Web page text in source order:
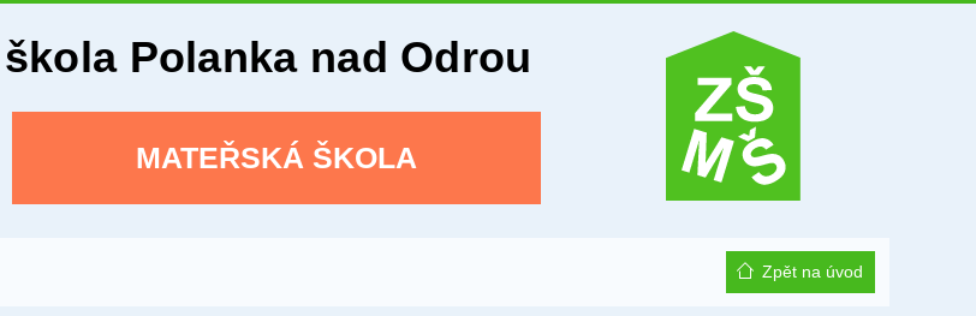
Polanka nad Odrou
MATEŘSKÁ ŠKOLA
Zpět na úvod